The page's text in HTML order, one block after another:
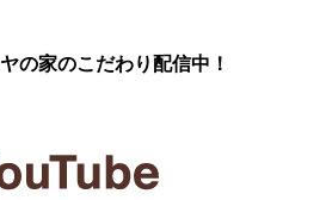
の家のこだわり配信中！